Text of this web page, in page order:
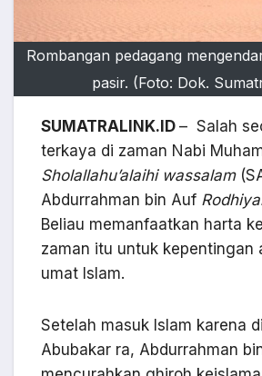
Rombangan pedagang
pasir. (Foto: Dok.
SUMATRALINK.ID – Salah
terkaya di zaman Nabi
Sholallahu’alaihi wassalam
Abdurrahman bin Auf
Beliau memanfaatkan harta
zaman itu untuk kepentingan
umat Islam.
Setelah masuk Islam karena
Abubakar ra, Abdurrahman